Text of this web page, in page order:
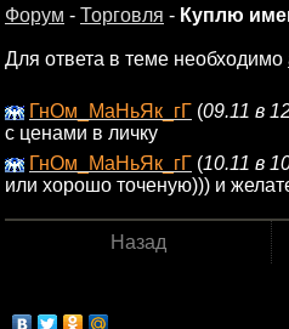
Форум - Торговля - Куплю
Для ответа в теме необходимо
ГнОм_МаНьЯк_гГ (09.11 в
с ценами в личку
ГнОм_МаНьЯк_гГ (10.11 в
или хорошо точеную))) и
Назад